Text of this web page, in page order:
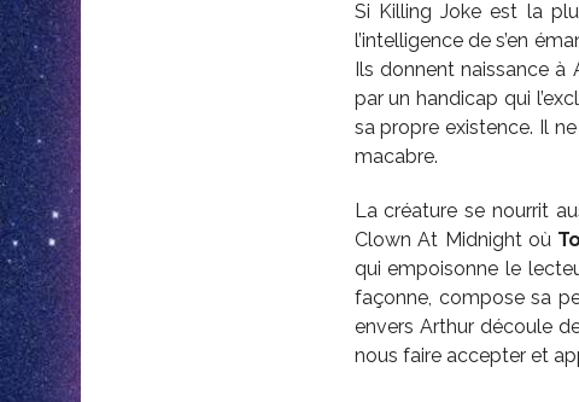
Si Killing Joke est la
l’intelligence de s’en
Ils donnent naissance à
par un handicap qui
sa propre existence. Il
macabre.
La créature se nourrit
Clown At Midnight où
qui empoisonne le
façonne, compose sa
envers Arthur découle
nous faire accepter et